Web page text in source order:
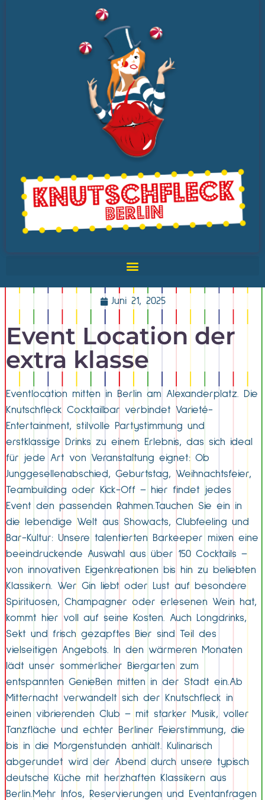
Juni 21, 2025
Event Location der
extra klasse
Eventlocation mitten in Berlin am Alexanderplatz. Die
Knutschfleck Cocktailbar verbindet Varieté-
Entertainment, stilvolle Partystimmung und
erstklassige Drinks zu einem Erlebnis, das sich ideal
für jede Art von Veranstaltung eignet: Ob
Junggesellenabschied, Geburtstag, Weihnachtsfeier,
Teambuilding oder Kick-Off – hier findet jedes
Event den passenden Rahmen.Tauchen Sie ein in
die lebendige Welt aus Showacts, Clubfeeling und
Bar-Kultur: Unsere talentierten Barkeeper mixen eine
beeindruckende Auswahl aus über 150 Cocktails –
von innovativen Eigenkreationen bis hin zu beliebten
Klassikern. Wer Gin liebt oder Lust auf besondere
Spirituosen, Champagner oder erlesenen Wein hat,
kommt hier voll auf seine Kosten. Auch Longdrinks,
Sekt und frisch gezapftes Bier sind Teil des
vielseitigen Angebots. In den wärmeren Monaten
lädt unser sommerlicher Biergarten zum
entspannten Genießen mitten in der Stadt ein.Ab
Mitternacht verwandelt sich der Knutschfleck in
einen vibrierenden Club – mit starker Musik, voller
Tanzfläche und echter Berliner Feierstimmung, die
bis in die Morgenstunden anhält. Kulinarisch
abgerundet wird der Abend durch unsere typisch
deutsche Küche mit herzhaften Klassikern aus
Berlin.Mehr Infos, Reservierungen und Eventanfragen